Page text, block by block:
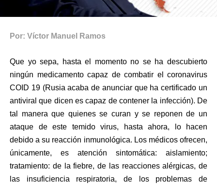
Por: Víctor Manuel Ramos
Que yo sepa, hasta el momento no se ha descubierto
ningún medicamento capaz de combatir el coronavirus
COID 19 (Rusia acaba de anunciar que ha certificado un
antiviral que dicen es capaz de contener la infección). De
tal manera que quienes se curan y se reponen de un
ataque de este temido virus, hasta ahora, lo hacen
debido a su reacción inmunológica. Los médicos ofrecen,
únicamente, es atención sintomática: aislamiento;
tratamiento: de la fiebre, de las reacciones alérgicas, de
las insuficiencia respiratoria, de los problemas de